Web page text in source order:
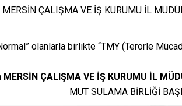
MERSİN ÇALIŞMA VE İŞ KURUMU İL
olanlarla birlikte “TMY (Terorle
MERSİN ÇALIŞMA VE İŞ KURUMU İL
BİRLİĞİ